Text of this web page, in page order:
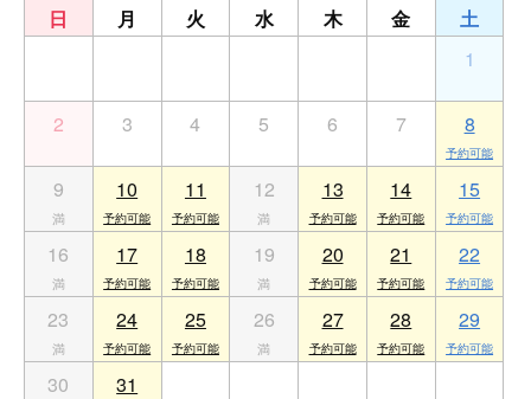
日 月 火 水 木 金
土
1
2 3 4 5 6 7 8
9 10 11 12 13 14 15
16 17 18 19 20 21 22
23 24 25 26 27 28 29
30 31